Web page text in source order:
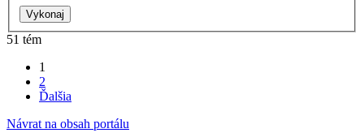
51 tém
1
2
Ďalšia
Návrat na obsah portálu